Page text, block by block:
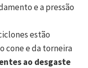
e a pressão
estão
cone e da torneira
ao desgaste